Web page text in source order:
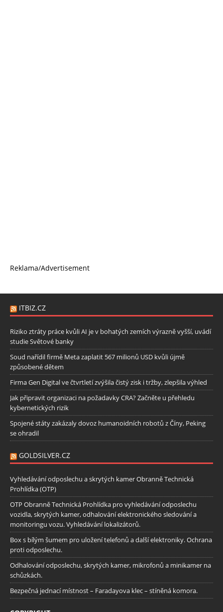
Reklama/Advertisement
ITBIZ.CZ
Riziko ztráty práce kvůli AI je v bohatých zemích výrazně vyšší, uvádí
studie Světové banky
Soud nařídil firmě Meta zaplatit 567 milionů USD kvůli újmě
způsobené dětem
Firma Gen Digital ve čtvrtletí zvýšila čistý zisk i tržby, zlepšila výhled
Jak připravit organizaci na požadavky CRA? Začněte u přehledu
kybernetických rizik
Spojené státy zakázaly dovoz humanoidních robotů z Číny, Peking
se ohradil
GOLDSILVER.CZ
Vyhledávání odposlechu a skrytých kamer Obranně Technická
Prohlídka (OTP)
OTP Obranně Technická Prohlídka pro vyhledávání odposlechu
vozidla, skrytých kamer, odhalování elektronického sledování a
monitoringu vozu. Vyhledávání lokalizátorů.
Box s bílým šumem pro uložení telefonů a další elektroniky. Ochrana
proti odposlechu.
Odhalování odposlechu, skrytých kamer, mikrofonů a minikamer na
schůzkách.
Bezpečná jednací místnost – Faradayova klec – stíněná komora.